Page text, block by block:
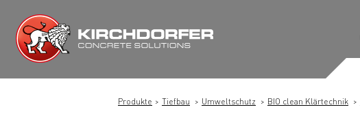
Inhalt
springen
Produkte Tiefbau Umweltschutz BIO clean Klärtechnik